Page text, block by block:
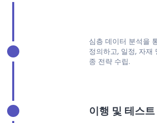
심층 데이터 분석을
정의하고, 일정, 자재
종 전략 수립.
이행 및 테스트